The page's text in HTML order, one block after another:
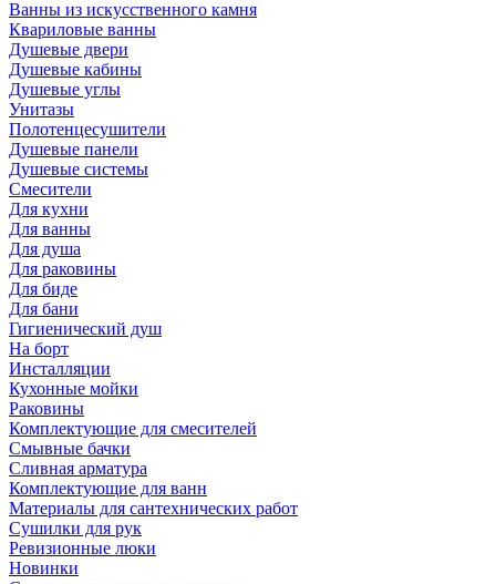
Ванны из искусственного камня
Квариловые ванны
Душевые двери
Душевые кабины
Душевые углы
Унитазы
Полотенцесушители
Душевые панели
Душевые системы
Смесители
Для кухни
Для ванны
Для душа
Для раковины
Для биде
Для бани
Гигиенический душ
На борт
Инсталляции
Кухонные мойки
Раковины
Комплектующие для смесителей
Смывные бачки
Сливная арматура
Комплектующие для ванн
Материалы для сантехнических работ
Сушилки для рук
Ревизионные люки
Новинки